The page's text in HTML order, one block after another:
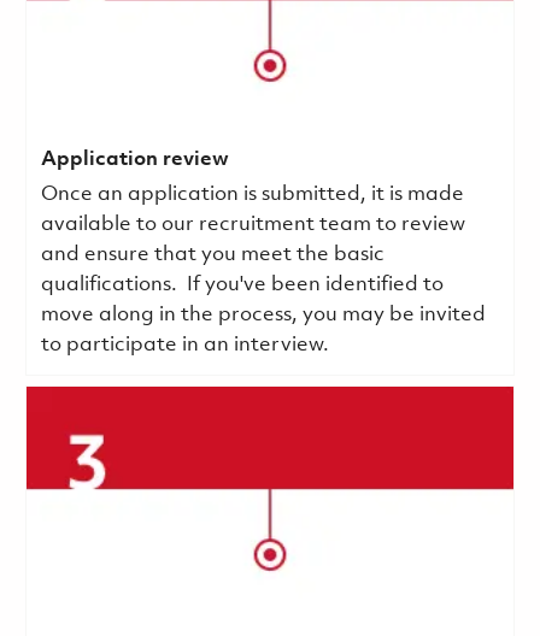
Application review
Once an application is submitted, it is made
available to our recruitment team to review
and ensure that you meet the basic
qualifications.
If you've been identified to
move along in the process, you may be invited
to participate in an interview.